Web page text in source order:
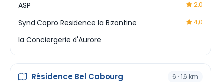
ASP 2,0
Synd Copro Residence la Bizontine 4,0
la Conciergerie d'Aurore
Résidence Bel Cabourg 6 · 1,6 km